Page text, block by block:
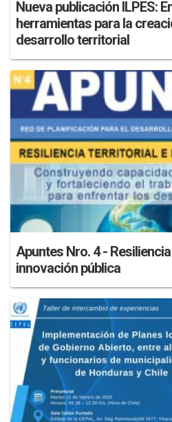
Nueva publicación ILPES:
herramientas para la
desarrollo territorial
Apuntes Nro. 4 -
innovación pública